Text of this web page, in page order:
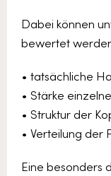
Dabei können
bewertet
• tatsächliche
• Stärke
• Struktur der
• Verteilung der
Eine besonders